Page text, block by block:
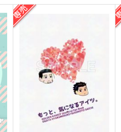
花の命は一生涯！
ぽんぢる
円（税込）
杉元佐一×尾形百之助
サンプル